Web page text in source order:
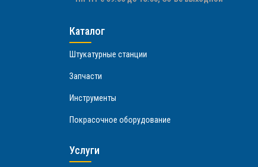
Каталог
Штукатурные станции
Запчасти
Инструменты
Покрасочное оборудование
Услуги